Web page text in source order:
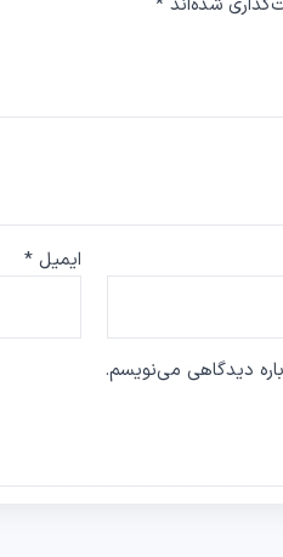
شده‌اند *
ایمیل*
دیدگاهی می‌نویسم.